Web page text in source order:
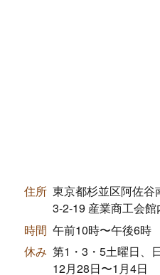
住所 東京都杉並区阿佐谷
3-2-19 産業商工会館
時間 午前10時〜午後6時
休み 第1・3・5土曜日、
12月28日〜1月4日